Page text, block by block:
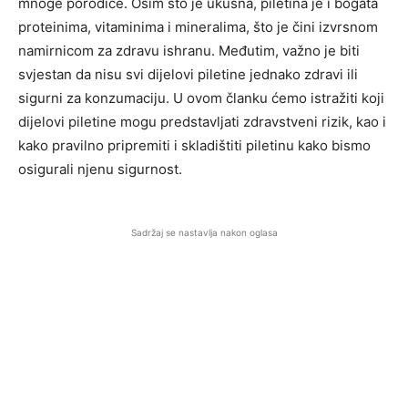
mnoge porodice. Osim što je ukusna, piletina je i bogata
proteinima, vitaminima i mineralima, što je čini izvrsnom
namirnicom za zdravu ishranu. Međutim, važno je biti
svjestan da nisu svi dijelovi piletine jednako zdravi ili
sigurni za konzumaciju. U ovom članku ćemo istražiti koji
dijelovi piletine mogu predstavljati zdravstveni rizik, kao i
kako pravilno pripremiti i skladištiti piletinu kako bismo
osigurali njenu sigurnost.
Sadržaj se nastavlja nakon oglasa